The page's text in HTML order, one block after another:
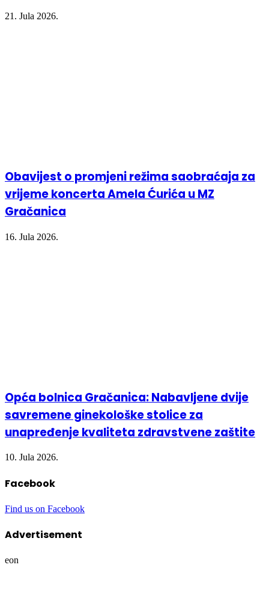
21. Jula 2026.
Obavijest o promjeni režima saobraćaja za
vrijeme koncerta Amela Ćurića u MZ
Gračanica
16. Jula 2026.
Opća bolnica Gračanica: Nabavljene dvije
savremene ginekološke stolice za
unapređenje kvaliteta zdravstvene zaštite
10. Jula 2026.
Facebook
Find us on Facebook
Advertisement
eon